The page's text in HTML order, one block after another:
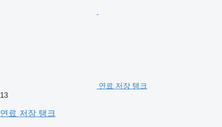
연료 저장 탱크
13
연료 저장 탱크